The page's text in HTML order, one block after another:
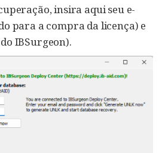
insira aqui seu e-
para a compra da licença) e
IBSurgeon).